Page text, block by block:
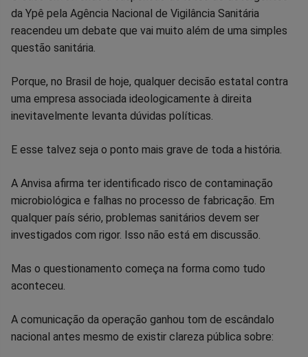
no
no
no
no
no
no
da Ypê pela Agência Nacional de Vigilância Sanitária
reacendeu um debate que vai muito além de uma simples
questão sanitária.
Porque, no Brasil de hoje, qualquer decisão estatal contra
uma empresa associada ideologicamente à direita
inevitavelmente levanta dúvidas políticas.
E esse talvez seja o ponto mais grave de toda a história.
A Anvisa afirma ter identificado risco de contaminação
microbiológica e falhas no processo de fabricação. Em
qualquer país sério, problemas sanitários devem ser
investigados com rigor. Isso não está em discussão.
Mas o questionamento começa na forma como tudo
aconteceu.
A comunicação da operação ganhou tom de escândalo
nacional antes mesmo de existir clareza pública sobre: